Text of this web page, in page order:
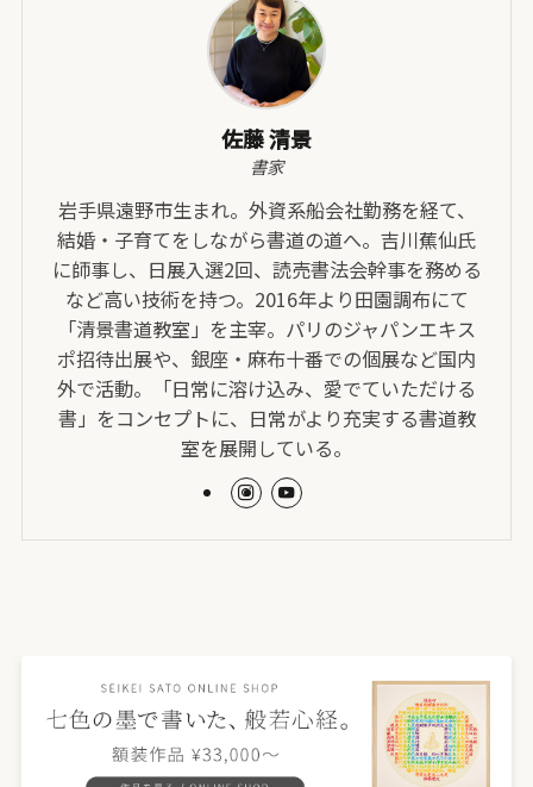
佐藤 清景
書家
岩手県遠野市生まれ。外資系船会社勤務を経て、
結婚・子育てをしながら書道の道へ。吉川蕉仙氏
に師事し、日展入選2回、読売書法会幹事を務める
など高い技術を持つ。2016年より田園調布にて
「清景書道教室」を主宰。パリのジャパンエキス
ポ招待出展や、銀座・麻布十番での個展など国内
外で活動。「日常に溶け込み、愛でていただける
書」をコンセプトに、日常がより充実する書道教
室を展開している。